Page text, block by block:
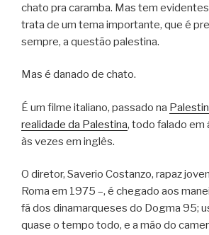
chato pra caramba. Mas tem
trata de um tema importante, que é
sempre, a questão palestina.
Mas é danado de chato.
É um filme italiano, passado na
realidade da Palestina, todo falado em
às vezes em inglês.
O diretor, Saverio Costanzo, rapaz
Roma em 1975 –, é chegado aos
fã dos dinamarqueses do Dogma 95;
quase o tempo todo, e a mão do